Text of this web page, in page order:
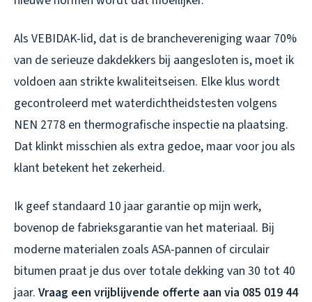
Als VEBIDAK-lid, dat is de branchevereniging waar 70%
van de serieuze dakdekkers bij aangesloten is, moet ik
voldoen aan strikte kwaliteitseisen. Elke klus wordt
gecontroleerd met waterdichtheidstesten volgens
NEN 2778 en thermografische inspectie na plaatsing.
Dat klinkt misschien als extra gedoe, maar voor jou als
klant betekent het zekerheid.
Ik geef standaard 10 jaar garantie op mijn werk,
bovenop de fabrieksgarantie van het materiaal. Bij
moderne materialen zoals ASA-pannen of circulair
bitumen praat je dus over totale dekking van 30 tot 40
jaar. Vraag een vrijblijvende offerte aan via 085 019 44